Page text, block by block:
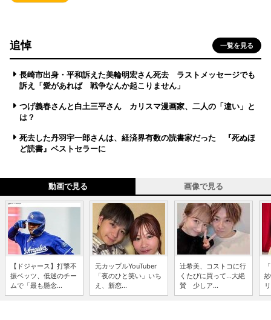
追悼 一覧を見る
長崎市出身・平和訴えた美輪明宏さん死去 ラストメッセージでも
訴え「愛があれば 戦争なんか起こりません」
つげ義春さんと白土三平さん カリスマ漫画家、二人の「違い」と
は？
死去した丹羽宇一郎さんは、経済界有数の読書家だった 『死ぬほ
ど読書』ベストセラーに
動画で見る 画像で見る
【ドジャース】打撃不
振ベッツ、低迷のチー
ムで「最も懸念...
元カップルYouTuber
「夜のひと笑い」いち
え、新恋...
辻希美、コストコに行
くたびに買って...大絶
賛 少しア...